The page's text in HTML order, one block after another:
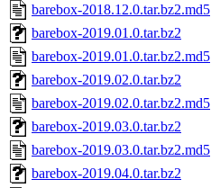
barebox-2018.12.0.tar.bz2.md5
barebox-2019.01.0.tar.bz2
barebox-2019.01.0.tar.bz2.md5
barebox-2019.02.0.tar.bz2
barebox-2019.02.0.tar.bz2.md5
barebox-2019.03.0.tar.bz2
barebox-2019.03.0.tar.bz2.md5
barebox-2019.04.0.tar.bz2